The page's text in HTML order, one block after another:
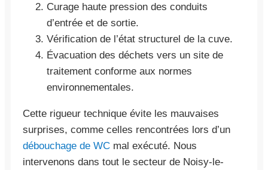
Curage haute pression des conduits
d’entrée et de sortie.
Vérification de l’état structurel de la cuve.
Évacuation des déchets vers un site de
traitement conforme aux normes
environnementales.
Cette rigueur technique évite les mauvaises
surprises, comme celles rencontrées lors d’un
débouchage de WC mal exécuté. Nous
intervenons dans tout le secteur de Noisy-le-